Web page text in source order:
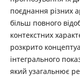
поєднання різних
більш повного
контекстних
розкрито
інтегрального
який узагальнює